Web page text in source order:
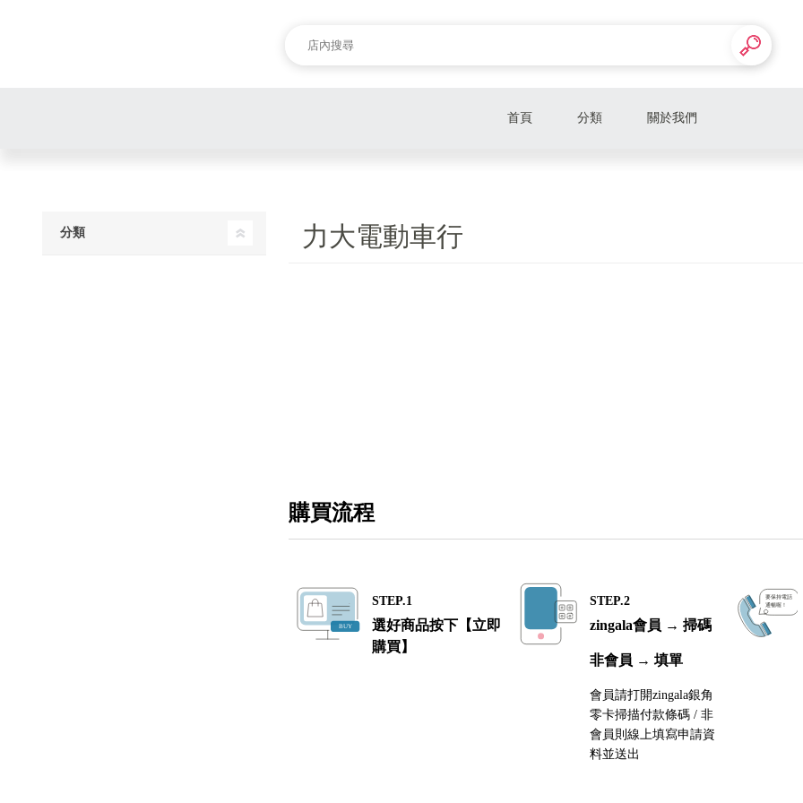
首頁 分類 關於我們
力大電動車行
購買流程
STEP.1
選好商品按下【立即
購買】
STEP.2
zingala會員 → 掃碼
非會員 → 填單
會員請打開zingala銀角
零卡掃描付款條碼 / 非
會員則線上填寫申請資
料並送出
分類